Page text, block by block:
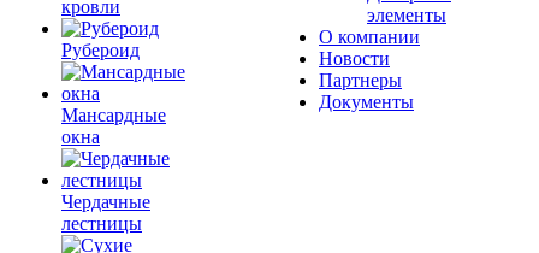
кровли
Рубероид
Мансардные
окна
Чердачные
лестницы
элементы
О компании
Новости
Партнеры
Документы